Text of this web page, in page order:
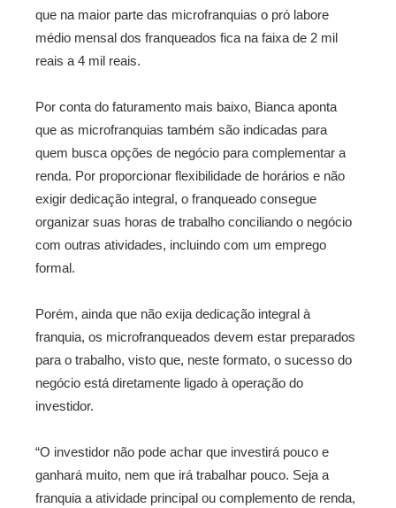
que na maior parte das microfranquias o pró labore
médio mensal dos franqueados fica na faixa de 2 mil
reais a 4 mil reais.
Por conta do faturamento mais baixo, Bianca aponta
que as microfranquias também são indicadas para
quem busca opções de negócio para complementar a
renda. Por proporcionar flexibilidade de horários e não
exigir dedicação integral, o franqueado consegue
organizar suas horas de trabalho conciliando o negócio
com outras atividades, incluindo com um emprego
formal.
Porém, ainda que não exija dedicação integral à
franquia, os microfranqueados devem estar preparados
para o trabalho, visto que, neste formato, o sucesso do
negócio está diretamente ligado à operação do
investidor.
“O investidor não pode achar que investirá pouco e
ganhará muito, nem que irá trabalhar pouco. Seja a
franquia a atividade principal ou complemento de renda,